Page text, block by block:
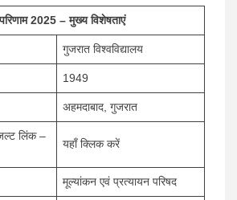
परिणाम 2025 – मुख्य विशेषताएं
गुजरात विश्वविद्यालय
1949
अहमदाबाद, गुजरात
लिंक –
यहाँ क्लिक करें
मूल्यांकन एवं प्रत्यायन परिषद